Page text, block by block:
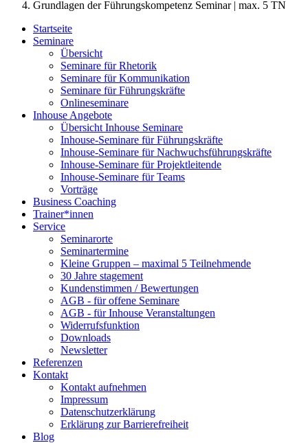
Grundlagen der Führungskompetenz Seminar | max. 5 TN
Startseite
Seminare
Übersicht
Seminare für Rhetorik
Seminare für Kommunikation
Seminare für Führungskräfte
Onlineseminare
Inhouse Angebote
Übersicht Inhouse Seminare
Inhouse-Seminare für Führungskräfte
Inhouse-Seminare für Nachwuchsführungskräfte
Inhouse-Seminare für Projektleitende
Inhouse-Seminare für Teams
Vorträge
Business Coaching
Trainer*innen
Service
Seminarorte
Seminartermine
Kleine Gruppen – maximal 5 Teilnehmende
30 Jahre stagement
Kundenstimmen / Bewertungen
AGB - für offene Seminare
AGB - für Inhouse Veranstaltungen
Widerrufsfunktion
Downloads
Newsletter
Referenzen
Kontakt
Kontakt aufnehmen
Impressum
Datenschutzerklärung
Erklärung zur Barrierefreiheit
Blog